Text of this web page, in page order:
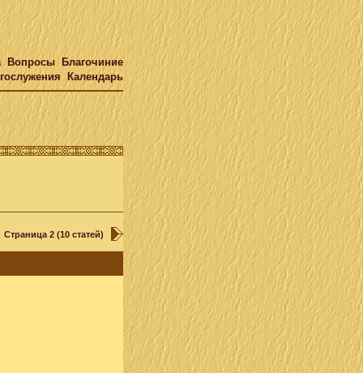
Вопросы
Благочиние
Календарь
Страница 2 (10 статей)